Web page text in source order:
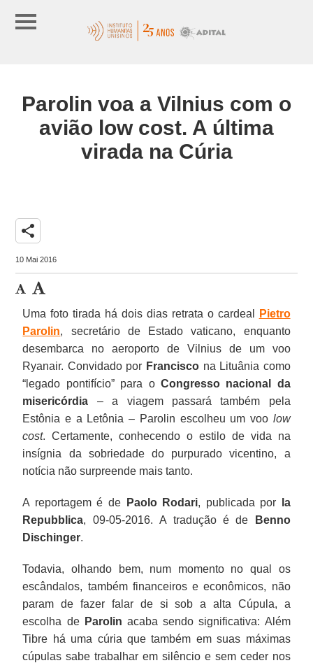
Parolin voa a Vilnius com o
avião low cost. A última
virada na Cúria
share
10 Mai 2016
Uma foto tirada há dois dias retrata o cardeal
Pietro
Parolin, secretário de Estado vaticano, enquanto
desembarca no aeroporto de Vilnius de um voo
Ryanair. Convidado por Francisco na Lituânia como
“legado pontifício” para o Congresso nacional da
misericórdia – a viagem passará também pela
Estônia e a Letônia – Parolin escolheu um voo low
cost. Certamente, conhecendo o estilo de vida na
insígnia da sobriedade do purpurado vicentino, a
notícia não surpreende mais tanto.
A reportagem é de Paolo Rodari, publicada por
la
Repubblica, 09-05-2016. A tradução é de
Benno
Dischinger.
Todavia, olhando bem, num momento no qual os
escândalos, também financeiros e econômicos, não
param de fazer falar de si sob a alta Cúpula, a
escolha de Parolin acaba sendo significativa: Além
Tibre há uma cúria que também em suas máximas
cúpulas sabe trabalhar em silêncio e sem ceder nos